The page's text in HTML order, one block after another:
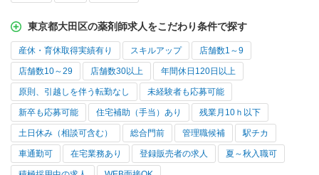
東京都大田区の薬剤師求人をこだわり条件で探す
産休・育休取得実績有り スキルアップ 店舗数1～9
店舗数10～29 店舗数30以上 年間休日120日以上
原則、引越しを伴う転勤なし 未経験者も応募可能
新卒も応募可能 住宅補助（手当）あり 残業月10ｈ以下
土日休み（相談可含む） 総合門前 管理職候補 駅チカ
車通勤可 在宅業務あり 登録販売者の求人 夏～秋入職可